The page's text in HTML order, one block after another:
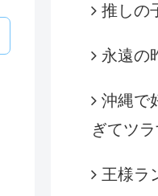
推しの
永遠の
沖縄で
ぎてツ
王様ラ